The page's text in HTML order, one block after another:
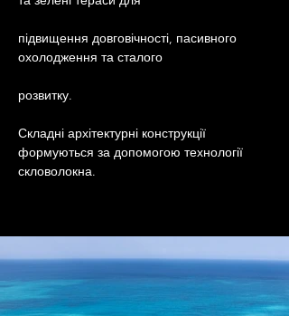
підвищення довговічності, пасивного
охолодження та сталого
розвитку.
Складні архітектурні конструкції
формуються за допомогою технології
скловолокна.